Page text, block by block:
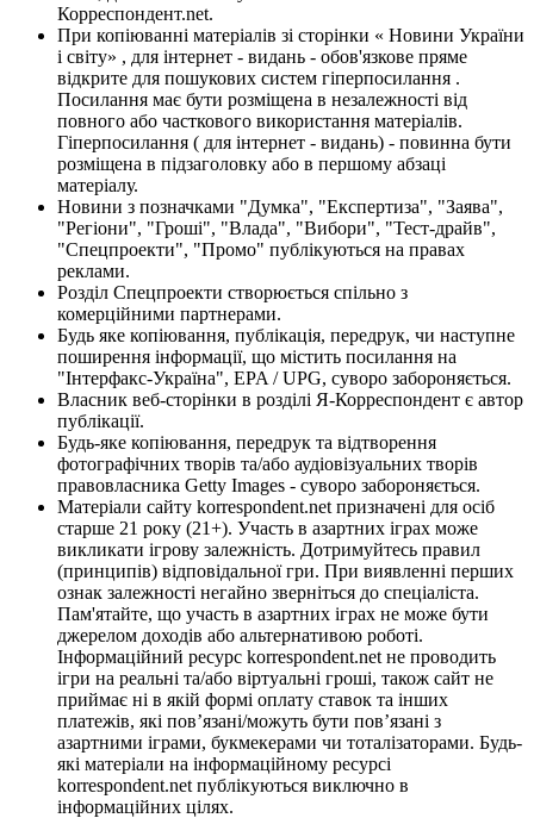
Корреспондент.net.
При копіюванні матеріалів зі сторінки « Новини України
і світу» , для інтернет - видань - обов'язкове пряме
відкрите для пошукових систем гіперпосилання .
Посилання має бути розміщена в незалежності від
повного або часткового використання матеріалів.
Гіперпосилання ( для інтернет - видань) - повинна бути
розміщена в підзаголовку або в першому абзаці
матеріалу.
Новини з позначками "Думка", "Експертиза", "Заява",
"Регіони", "Гроші", "Влада", "Вибори", "Тест-драйв",
"Спецпроекти", "Промо" публікуються на правах
реклами.
Розділ Спецпроекти створюється спільно з
комерційними партнерами.
Будь яке копіювання, публікація, передрук, чи наступне
поширення інформації, що містить посилання на
"Інтерфакс-Україна", EPA / UPG, суворо забороняється.
Власник веб-сторінки в розділі Я-Корреспондент є автор
публікації.
Будь-яке копіювання, передрук та відтворення
фотографічних творів та/або аудіовізуальних творів
правовласника Getty Images - суворо забороняється.
Матеріали сайту korrespondent.net призначені для осіб
старше 21 року (21+). Участь в азартних іграх може
викликати ігрову залежність. Дотримуйтесь правил
(принципів) відповідальної гри. При виявленні перших
ознак залежності негайно зверніться до спеціаліста.
Пам'ятайте, що участь в азартних іграх не може бути
джерелом доходів або альтернативою роботі.
Інформаційний ресурс korrespondent.net не проводить
ігри на реальні та/або віртуальні гроші, також сайт не
приймає ні в якій формі оплату ставок та інших
платежів, які пов’язані/можуть бути пов’язані з
азартними іграми, букмекерами чи тоталізаторами. Будь-
які матеріали на інформаційному ресурсі
korrespondent.net публікуються виключно в
інформаційних цілях.